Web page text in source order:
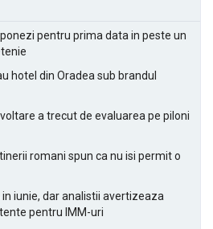
pentru prima data in peste un
hotel din Oradea sub brandul
a trecut de evaluarea pe piloni
romani spun ca nu isi permit o
in iunie, dar analistii avertizeaza
pentru IMM-uri